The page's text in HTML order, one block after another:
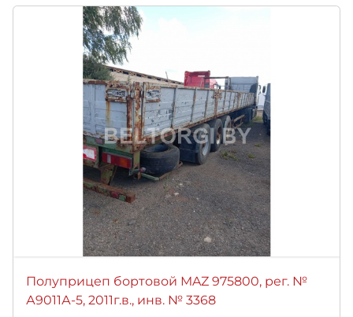
Полуприцеп бортовой MAZ 975800, рег. №
А9011А-5, 2011г.в., инв. № 3368